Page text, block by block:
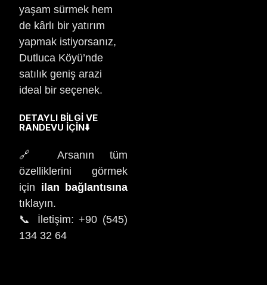
yaşam sürmek hem
de kârlı bir yatırım
yapmak istiyorsanız,
Dutluca Köyü’nde
satılık geniş arazi
ideal bir seçenek.
DETAYLI BILGI VE
RANDEVU İÇIN⬇️
🔗 Arsanın tüm
özelliklerini görmek
için ilan bağlantısına
tıklayın.
📞 İletişim: +90 (545)
134 32 64